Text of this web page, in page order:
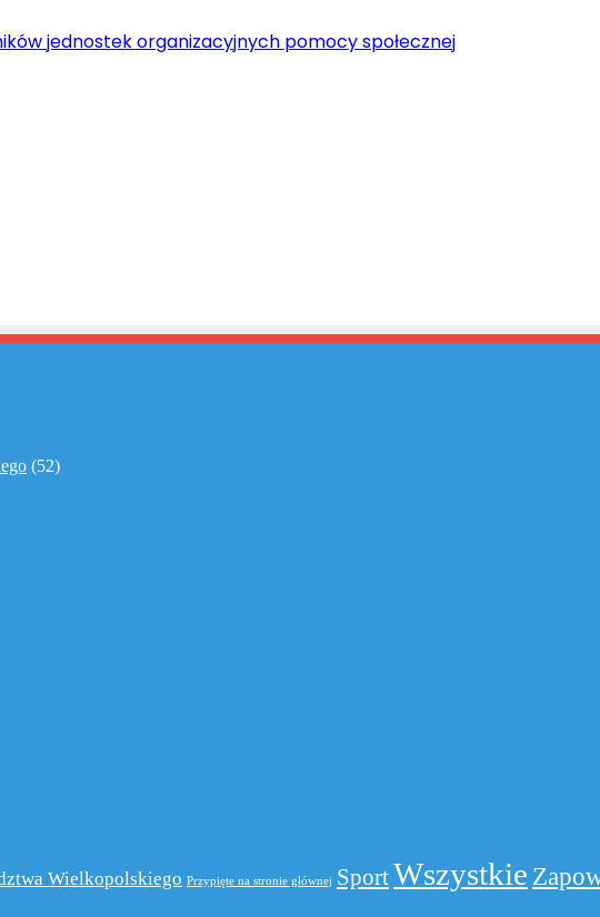
jednostek organizacyjnych pomocy społecznej
(52)
Wielkopolskiego Przypięte na stronie głównej SportWszystkie